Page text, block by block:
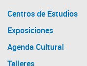
Centros de Estudios
Exposiciones
Agenda Cultural
Talleres